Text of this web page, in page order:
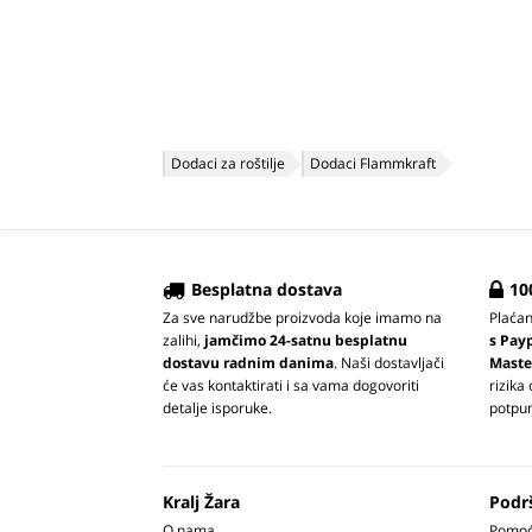
Dodaci za roštilje Dodaci Flammkraft
Besplatna dostava
Za sve narudžbe proizvoda koje imamo na
zalihi, jamčimo 24-satnu besplatnu
dostavu radnim danima. Naši dostavljači
će vas kontaktirati i sa vama dogovoriti
detalje isporuke.
s
rizika
Kralj Žara